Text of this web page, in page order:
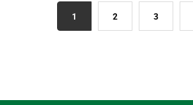
1 2 3